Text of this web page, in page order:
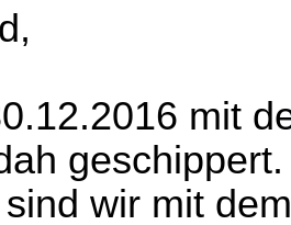
mit
wir mit